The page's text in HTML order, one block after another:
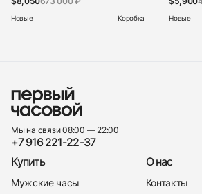
Новые Коробка Новые
Мы на связи 08:00 — 22:00
+7 916 221-22-37
Купить
Мужские часы
О нас
Контакты